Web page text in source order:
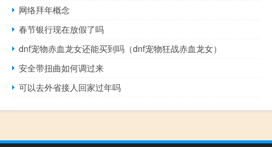
网络拜年概念
春节银行现在放假了吗
dnf宠物赤血龙女还能买到吗（dnf宠物狂战赤血龙女）
安全带扭曲如何调过来
可以去外省接人回家过年吗